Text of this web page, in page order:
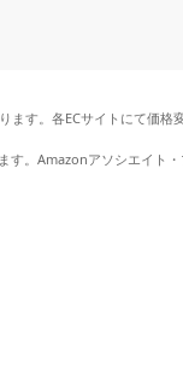
す。各ECサイトにて価格
。Amazonアソシエイト